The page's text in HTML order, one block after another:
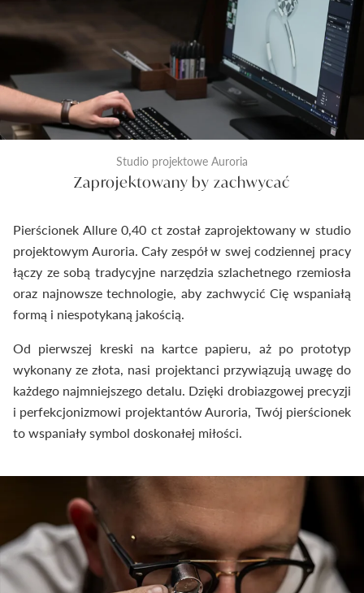
Studio projektowe Auroria
Zaprojektowany by zachwycać
Pierścionek Allure 0,40 ct został zaprojektowany w studio
projektowym Auroria. Cały zespół w swej codziennej pracy
łączy ze sobą tradycyjne narzędzia szlachetnego rzemiosła
oraz najnowsze technologie, aby zachwycić Cię wspaniałą
formą i niespotykaną jakością.
Od pierwszej kreski na kartce papieru, aż po prototyp
wykonany ze złota, nasi projektanci przywiązują uwagę do
każdego najmniejszego detalu. Dzięki drobiazgowej precyzji
i perfekcjonizmowi projektantów Auroria, Twój pierścionek
to wspaniały symbol doskonałej miłości.